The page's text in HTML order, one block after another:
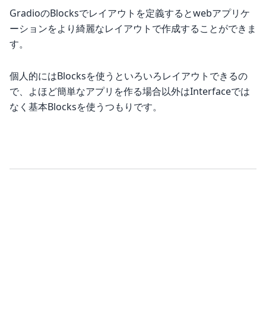
GradioのBlocksでレイアウトを定義するとwebアプリケ
ーションをより綺麗なレイアウトで作成することができま
す。
個人的にはBlocksを使うといろいろレイアウトできるの
で、よほど簡単なアプリを作る場合以外はInterfaceでは
なく基本Blocksを使うつもりです。